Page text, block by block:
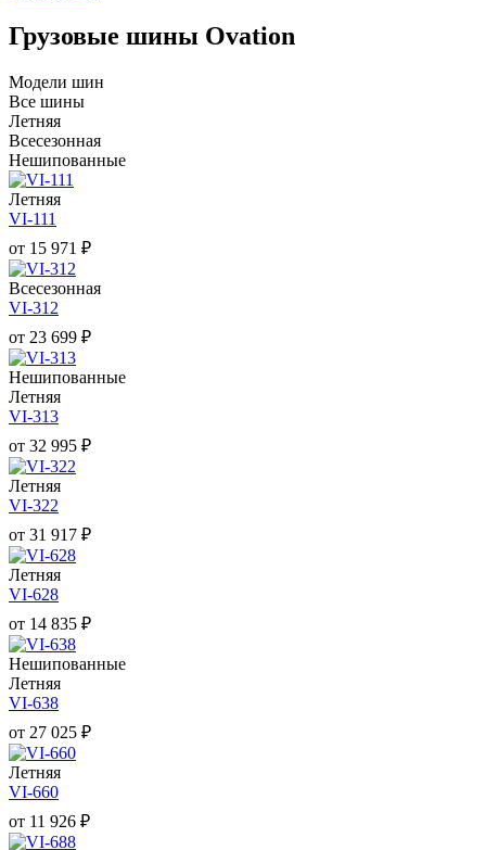
Грузовые шины Ovation
Модели шин
Все шины
Летняя
Всесезонная
Нешипованные
Летняя
VI-111
от 15 971 ₽
Всесезонная
VI-312
от 23 699 ₽
Нешипованные
Летняя
VI-313
от 32 995 ₽
Летняя
VI-322
от 31 917 ₽
Летняя
VI-628
от 14 835 ₽
Нешипованные
Летняя
VI-638
от 27 025 ₽
Летняя
VI-660
от 11 926 ₽